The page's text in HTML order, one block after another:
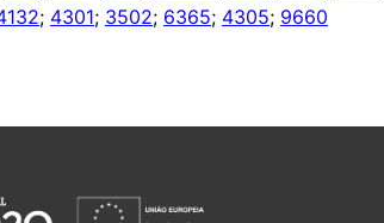
; 4301; 3502; 6365; 4305; 9660